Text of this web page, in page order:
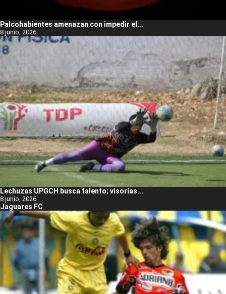
Palcohabientes amenazan con impedir el...
8 junio, 2026
Lechuzas UPGCH busca talento; visorías...
8 junio, 2026
Jaguares FC